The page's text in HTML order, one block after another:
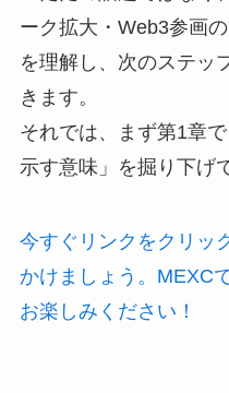
ーク拡大・Web3参画
を理解し、次のステッ
きます。
それでは、まず第1章
示す意味」を掘り下げ
今すぐリンクをクリッ
かけましょう。MEXC
お楽しみください！